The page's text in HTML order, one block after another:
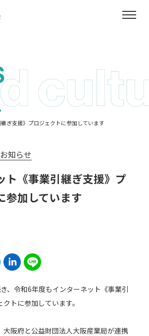
お知らせ
ト《事業引継ぎ支援》プ
参加しています
、令和6年度もインターネット《事業引
トに参加しています。
大阪府と公益財団法人大阪産業局が連携